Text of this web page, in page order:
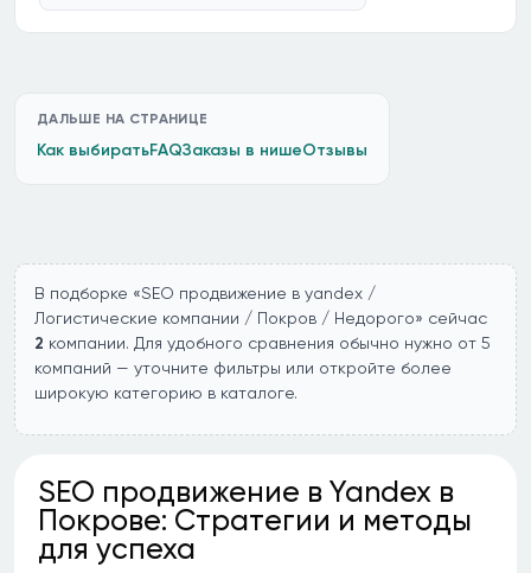
ДАЛЬШЕ НА СТРАНИЦЕ
Как выбиратьFAQЗаказы в нишеОтзывы
В подборке «SEO продвижение в yandex /
Логистические компании / Покров / Недорого» сейчас
2 компании. Для удобного сравнения обычно нужно от 5
компаний — уточните фильтры или откройте более
широкую категорию в каталоге.
SEO продвижение в Yandex в
Покрове: Стратегии и методы
для успеха